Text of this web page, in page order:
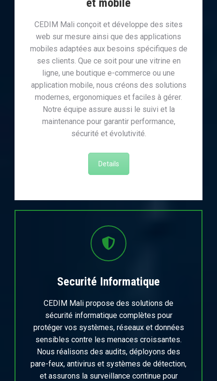
et mobile
CEDIM Mali conçoit et développe des sites
web sur mesure ainsi que des applications
mobiles adaptées aux besoins spécifiques de
ses clients. Que ce soit pour une vitrine en
ligne, une boutique e-commerce ou une
application mobile, nous créons des solutions
modernes, ergonomiques et faciles à gérer.
Notre équipe assure aussi le suivi et la
maintenance pour garantir performance,
sécurité et évolutivité.
Details
Securité Informatique
CEDIM Mali propose des solutions de
sécurité informatique complètes pour
protéger vos systèmes, réseaux et données
sensibles contre les menaces croissantes.
Nous réalisons des audits, déployons des
pare-feux, antivirus et systèmes de détection,
et assurons la surveillance continue pour